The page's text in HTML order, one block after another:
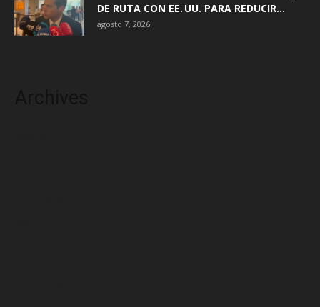
DE RUTA CON EE. UU. PARA REDUCIR...
agosto 7, 2026